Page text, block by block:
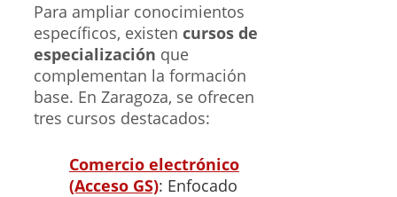
Para ampliar conocimientos
específicos, existen cursos de
especialización que
complementan la formación
base. En Zaragoza, se ofrecen
tres cursos destacados:
Comercio electrónico
(Acceso GS): Enfocado